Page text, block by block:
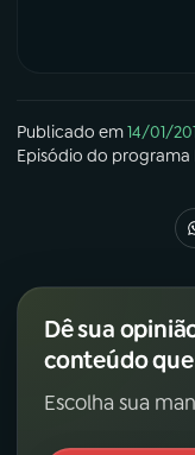
Publicado em14/01/
Episódio do programa
Dê sua
conteúdo
Escolha sua